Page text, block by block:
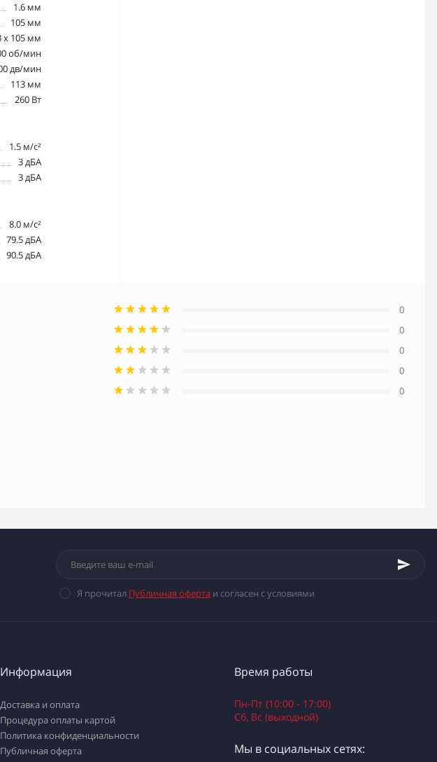
1.6 мм
105 мм
х 105 мм
об/мин
дв/мин
113 мм
260 Вт
1.5 м/с²
3 дБА
3 дБА
8.0 м/с²
79.5 дБА
90.5 дБА
0
0
0
0
0
Я прочитал Публичная офертаи согласен с условиями
Информация
Доставка и оплата
Процедура оплаты картой
Политика конфиденциальности
Публичная оферта
Время работы
Пн-Пт (10:00 - 17:00)
Сб, Вс (выходной)
Мы в социальных сетях: